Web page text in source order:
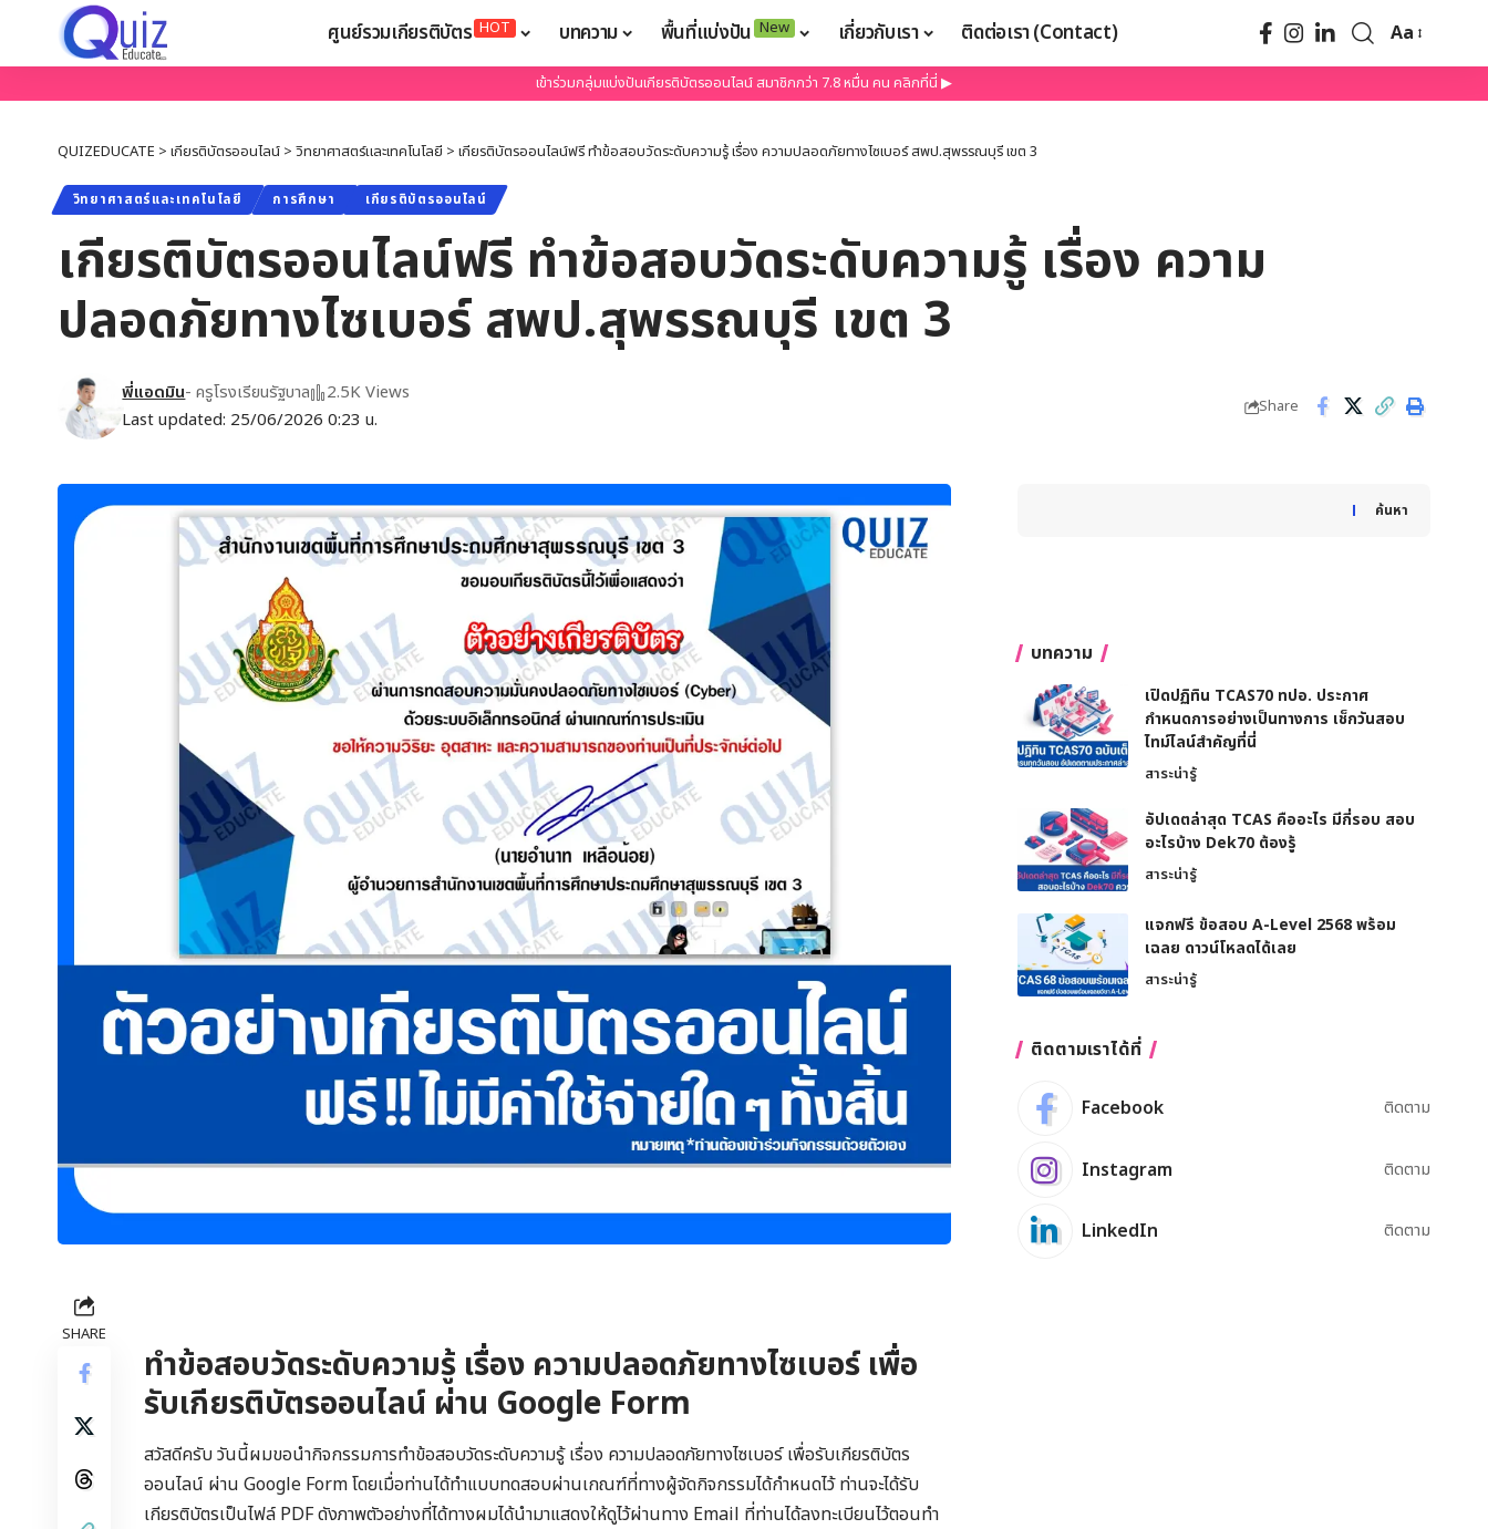
ศูนย์รวมเกียรติบัตร HOT บทความ พื้นที่แบ่งปัน New เกี่ยวกับเรา ติดต่อเรา (Contact) Aa
เข้าร่วมกลุ่มแบ่งปันเกียรติบัตรออนไลน์ สมาชิกกว่า 7.8 หมื่น คน คลิกที่นี่ ▶
QUIZEDUCATE > เกียรติบัตรออนไลน์ > วิทยาศาสตร์และเทคโนโลยี > เกียรติบัตรออนไลน์ฟรี ทำข้อสอบวัดระดับความรู้ เรื่อง ความปลอดภัยทางไซเบอร์ สพป.สุพรรณบุรี เขต 3
วิทยาศาสตร์และเทคโนโลยี การศึกษา เกียรติบัตรออนไลน์
เกียรติบัตรออนไลน์ฟรี ทำข้อสอบวัดระดับความรู้ เรื่อง ความ
ปลอดภัยทางไซเบอร์ สพป.สุพรรณบุรี เขต 3
Last updated: 25/06/2026 0:23 น.
พี่แอดมิน- ครูโรงเรียนรัฐบาล 2.5K Views
Share
SHARE
ทำข้อสอบวัดระดับความรู้ เรื่อง ความปลอดภัยทางไซเบอร์ เพื่อ
รับเกียรติบัตรออนไลน์ ผ่าน Google Form
สวัสดีครับ วันนี้ผมขอนำกิจกรรมการทำข้อสอบวัดระดับความรู้ เรื่อง ความปลอดภัยทางไซเบอร์ เพื่อรับเกียรติบัตร
ออนไลน์ ผ่าน Google Form โดยเมื่อท่านได้ทำแบบทดสอบผ่านเกณฑ์ที่ทางผู้จัดกิจกรรมได้กำหนดไว้ ท่านจะได้รับ
เกียรติบัตรเป็นไฟล์ PDF ดังภาพตัวอย่างที่ได้ทางผมได้นำมาแสดงให้ดูไว้ผ่านทาง Email ที่ท่านได้ลงทะเบียนไว้ตอนทำ
ค้นหา
When autocomplete results are available use up and
บทความ
เปิดปฏิทิน TCAS70 ทปอ. ประกาศ
กำหนดการอย่างเป็นทางการ เช็กวันสอบ
ไทม์ไลน์สำคัญที่นี่
สาระน่ารู้
อัปเดตล่าสุด TCAS คืออะไร มีกี่รอบ สอบ
อะไรบ้าง Dek70 ต้องรู้
สาระน่ารู้
แจกฟรี ข้อสอบ A-Level 2568 พร้อม
เฉลย ดาวน์โหลดได้เลย
สาระน่ารู้
ติดตามเราได้ที่
Facebook ติดตาม
Instagram ติดตาม
LinkedIn ติดตาม